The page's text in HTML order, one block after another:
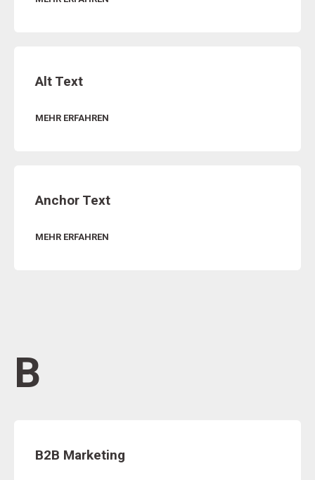
Alt Text
MEHR ERFAHREN
Anchor Text
MEHR ERFAHREN
B
B2B Marketing